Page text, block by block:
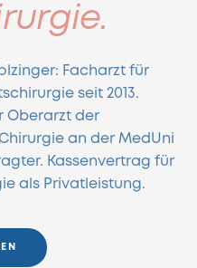
Facharzt für
seit 2013.
Oberarzt der
an der MedUni
Kassenvertrag für
als Privatleistung.